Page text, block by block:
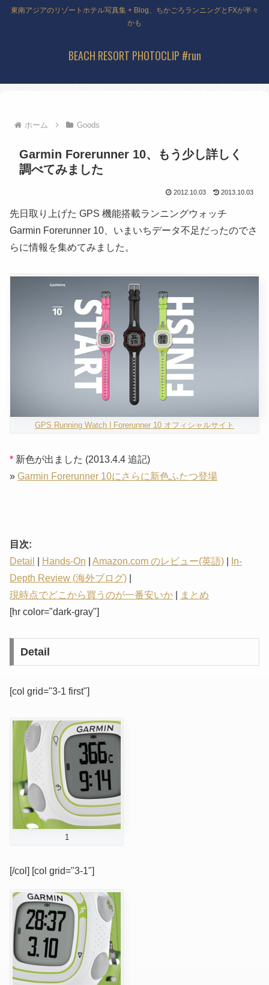
東南アジアのリゾートホテル写真集 + Blog、ちかごろランニングとFXが半々
かも
BEACH RESORT PHOTOCLIP #run
ホーム Goods
Garmin Forerunner 10、もう少し詳しく
調べてみました
2012.10.03 2013.10.03
先日取り上げた GPS 機能搭載ランニングウォッチ
Garmin Forerunner 10、いまいちデータ不足だったのでさ
らに情報を集めてみました。
GPS Running Watch | Forerunner 10 オフィシャルサイト
* 新色が出ました (2013.4.4 追記)
» Garmin Forerunner 10にさらに新色ふたつ登場
目次:
Detail
Hands-On Amazon.com のレビュー(英語)
In-
Depth Review (海外ブログ)
現時点でどこから買うのが一番安いか
まとめ
[hr color="dark-gray"]
Detail
[col grid="3-1 first"]
1
[/col] [col grid="3-1"]